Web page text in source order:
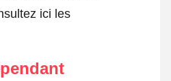
ici les